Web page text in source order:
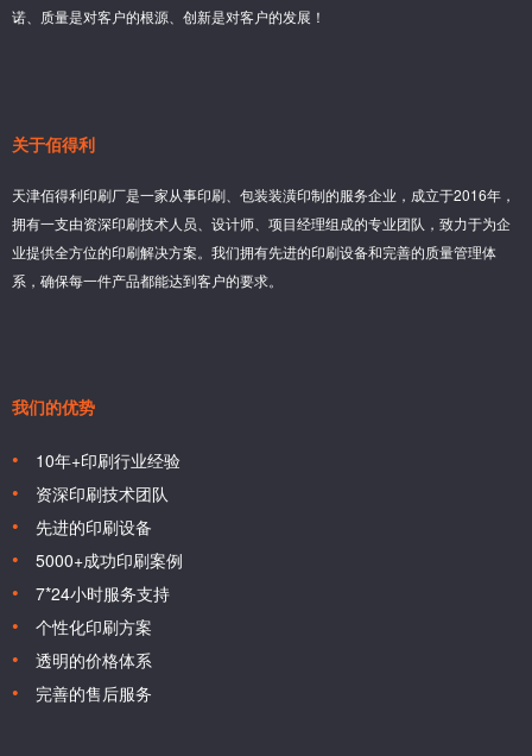
诺、质量是对客户的根源、创新是对客户的发展！
关于佰得利
天津佰得利印刷厂是一家从事印刷、包装装潢印制的服务企业，成立于2016年，
拥有一支由资深印刷技术人员、设计师、项目经理组成的专业团队，致力于为企
业提供全方位的印刷解决方案。我们拥有先进的印刷设备和完善的质量管理体
系，确保每一件产品都能达到客户的要求。
我们的优势
10年+印刷行业经验
资深印刷技术团队
先进的印刷设备
5000+成功印刷案例
7*24小时服务支持
个性化印刷方案
透明的价格体系
完善的售后服务